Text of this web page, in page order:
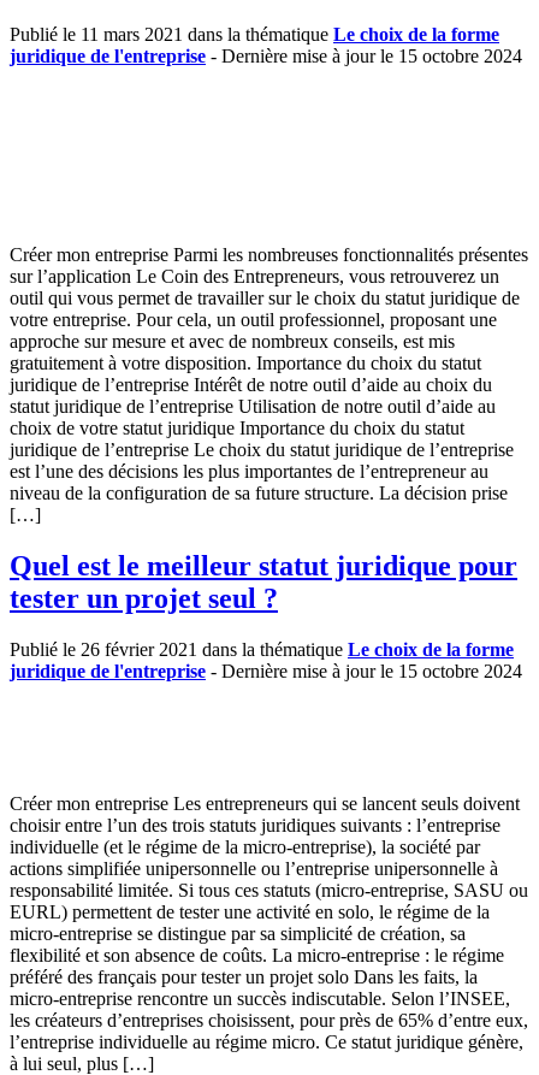
Publié le 11 mars 2021 dans la thématique Le choix de la forme
juridique de l'entreprise - Dernière mise à jour le 15 octobre 2024
Créer mon entreprise Parmi les nombreuses fonctionnalités présentes
sur l’application Le Coin des Entrepreneurs, vous retrouverez un
outil qui vous permet de travailler sur le choix du statut juridique de
votre entreprise. Pour cela, un outil professionnel, proposant une
approche sur mesure et avec de nombreux conseils, est mis
gratuitement à votre disposition. Importance du choix du statut
juridique de l’entreprise Intérêt de notre outil d’aide au choix du
statut juridique de l’entreprise Utilisation de notre outil d’aide au
choix de votre statut juridique Importance du choix du statut
juridique de l’entreprise Le choix du statut juridique de l’entreprise
est l’une des décisions les plus importantes de l’entrepreneur au
niveau de la configuration de sa future structure. La décision prise
[…]
Quel est le meilleur statut juridique pour
tester un projet seul ?
Publié le 26 février 2021 dans la thématique Le choix de la forme
juridique de l'entreprise - Dernière mise à jour le 15 octobre 2024
Créer mon entreprise Les entrepreneurs qui se lancent seuls doivent
choisir entre l’un des trois statuts juridiques suivants : l’entreprise
individuelle (et le régime de la micro-entreprise), la société par
actions simplifiée unipersonnelle ou l’entreprise unipersonnelle à
responsabilité limitée. Si tous ces statuts (micro-entreprise, SASU ou
EURL) permettent de tester une activité en solo, le régime de la
micro-entreprise se distingue par sa simplicité de création, sa
flexibilité et son absence de coûts. La micro-entreprise : le régime
préféré des français pour tester un projet solo Dans les faits, la
micro-entreprise rencontre un succès indiscutable. Selon l’INSEE,
les créateurs d’entreprises choisissent, pour près de 65% d’entre eux,
l’entreprise individuelle au régime micro. Ce statut juridique génère,
à lui seul, plus […]